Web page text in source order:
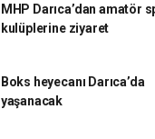
MHP Darıca’dan amatör
kulüplerine ziyaret
Boks heyecanı Darıca’da
yaşanacak